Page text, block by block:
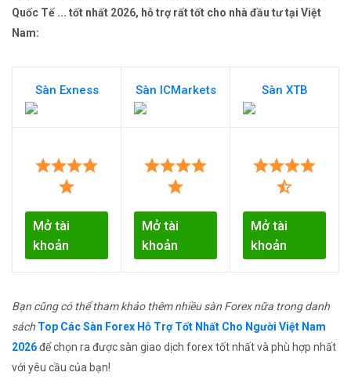
Quốc Tế ... tốt nhất 2026, hỗ trợ rất tốt cho nhà đầu tư tại Việt
Nam:
Sàn Exness Sàn ICMarkets Sàn XTB
Mở tài
khoản
Mở tài
khoản
Mở tài
khoản
Bạn cũng có thể tham khảo thêm nhiều sàn Forex nữa trong danh
sách Top Các Sàn Forex Hỗ Trợ Tốt Nhất Cho Người Việt Nam
2026để chọn ra được sàn giao dịch forex tốt nhất và phù hợp nhất
với yêu cầu của bạn!